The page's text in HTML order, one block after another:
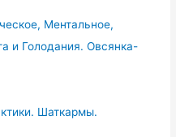
Ментальное,
и Голодания. Овсянка-
Шаткармы.